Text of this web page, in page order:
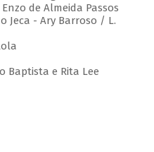
de Almeida Passos
Jeca - Ary Barroso / L.
Baptista e Rita Lee